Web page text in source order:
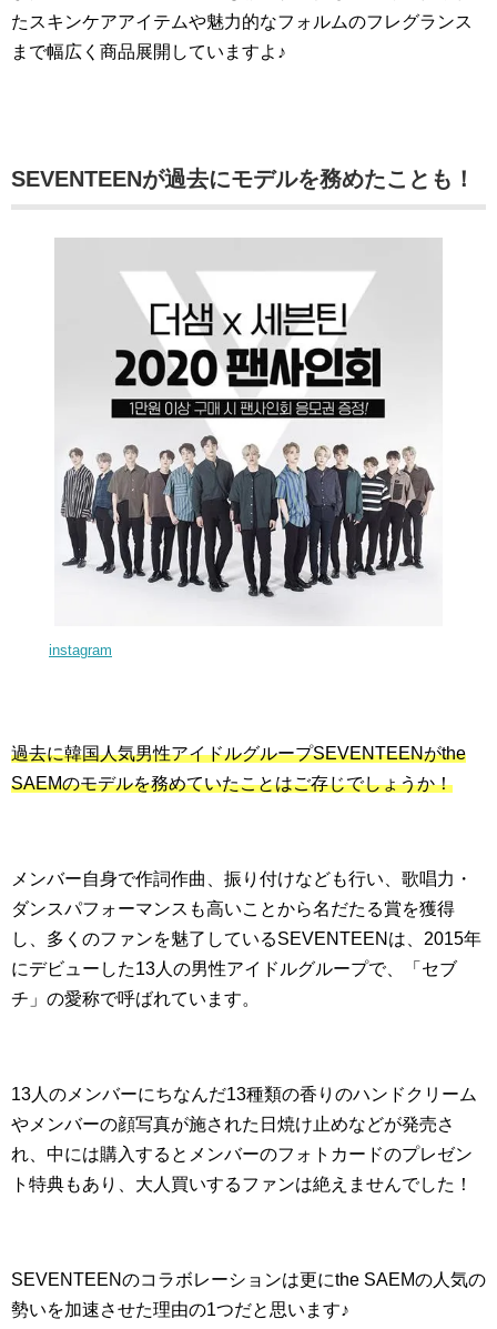
たスキンケアアイテムや魅力的なフォルムのフレグランス
まで幅広く商品展開していますよ♪
SEVENTEENが過去にモデルを務めたことも！
instagram
過去に韓国人気男性アイドルグループSEVENTEENがthe
SAEMのモデルを務めていたことはご存じでしょうか！
メンバー自身で作詞作曲、振り付けなども行い、歌唱力・
ダンスパフォーマンスも高いことから名だたる賞を獲得
し、多くのファンを魅了しているSEVENTEENは、2015年
にデビューした13人の男性アイドルグループで、「セブ
チ」の愛称で呼ばれています。
13人のメンバーにちなんだ13種類の香りのハンドクリーム
やメンバーの顔写真が施された日焼け止めなどが発売さ
れ、中には購入するとメンバーのフォトカードのプレゼン
ト特典もあり、大人買いするファンは絶えませんでした！
SEVENTEENのコラボレーションは更にthe SAEMの人気の
勢いを加速させた理由の1つだと思います♪